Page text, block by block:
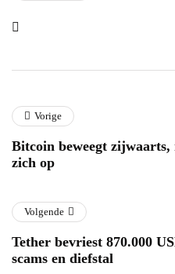
Vorige
Bitcoin beweegt
zich op
Volgende
Tether bevriest 870.000
scams en diefstal